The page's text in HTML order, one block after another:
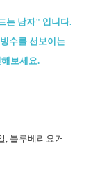
는 남자" 입니다.
수를 선보이는
보세요.
, 블루베리요거